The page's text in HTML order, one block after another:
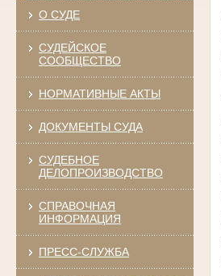
О СУДЕ
СУДЕЙСКОЕ
СООБЩЕСТВО
НОРМАТИВНЫЕ АКТЫ
ДОКУМЕНТЫ СУДА
СУДЕБНОЕ
ДЕЛОПРОИЗВОДСТВО
СПРАВОЧНАЯ
ИНФОРМАЦИЯ
ПРЕСС-СЛУЖБА